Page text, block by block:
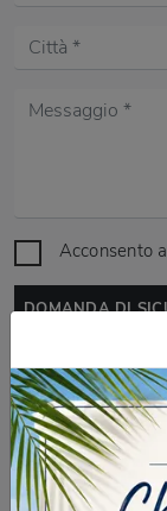
Acconsento
DOMANDA DI